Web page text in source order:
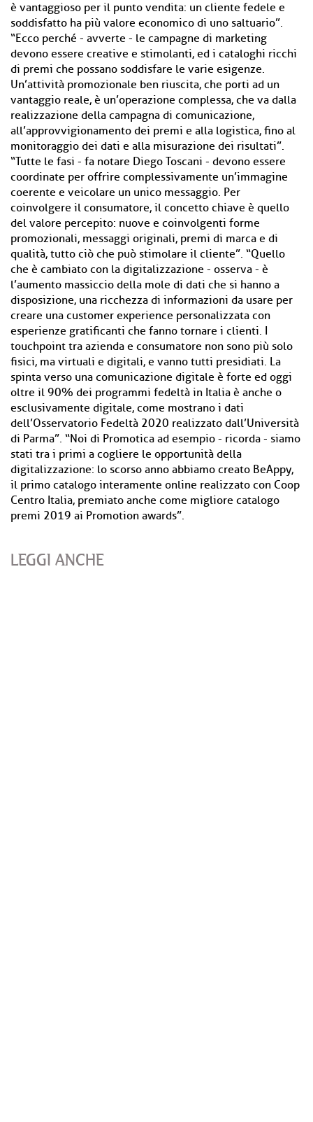
è vantaggioso per il punto vendita: un cliente fedele e
soddisfatto ha più valore economico di uno saltuario”.
“Ecco perché - avverte - le campagne di marketing
devono essere creative e stimolanti, ed i cataloghi ricchi
di premi che possano soddisfare le varie esigenze.
Un’attività promozionale ben riuscita, che porti ad un
vantaggio reale, è un’operazione complessa, che va dalla
realizzazione della campagna di comunicazione,
all’approvvigionamento dei premi e alla logistica, fino al
monitoraggio dei dati e alla misurazione dei risultati”.
“Tutte le fasi - fa notare Diego Toscani - devono essere
coordinate per offrire complessivamente un’immagine
coerente e veicolare un unico messaggio. Per
coinvolgere il consumatore, il concetto chiave è quello
del valore percepito: nuove e coinvolgenti forme
promozionali, messaggi originali, premi di marca e di
qualità, tutto ciò che può stimolare il cliente”. “Quello
che è cambiato con la digitalizzazione - osserva - è
l’aumento massiccio della mole di dati che si hanno a
disposizione, una ricchezza di informazioni da usare per
creare una customer experience personalizzata con
esperienze gratificanti che fanno tornare i clienti. I
touchpoint tra azienda e consumatore non sono più solo
fisici, ma virtuali e digitali, e vanno tutti presidiati. La
spinta verso una comunicazione digitale è forte ed oggi
oltre il 90% dei programmi fedeltà in Italia è anche o
esclusivamente digitale, come mostrano i dati
dell’Osservatorio Fedeltà 2020 realizzato dall’Università
di Parma”. “Noi di Promotica ad esempio - ricorda - siamo
stati tra i primi a cogliere le opportunità della
digitalizzazione: lo scorso anno abbiamo creato BeAppy,
il primo catalogo interamente online realizzato con Coop
Centro Italia, premiato anche come migliore catalogo
premi 2019 ai Promotion awards”.
LEGGI ANCHE